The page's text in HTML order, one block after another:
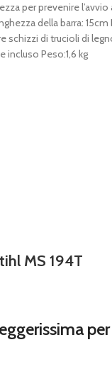
per prevenire
della barra:
schizzi di trucioli di
incluso Peso:1,6 kg
MS 194T
prezzo
attuale